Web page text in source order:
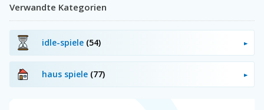
Verwandte Kategorien
idle-spiele (54)
haus spiele (77)